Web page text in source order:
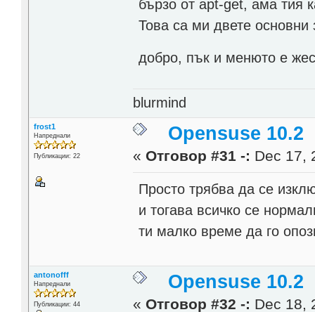
бързо от apt-get, ама тия
Това са ми двете
добро, пък и менюто е
blurmind
frost1
Напреднали
Публикации: 22
Opensuse 10.2
« Отговор #31 -: Dec 17,
Просто трябва да се
и тогава всичко се
ти малко време да го
antonofff
Напреднали
Публикации: 44
Opensuse 10.2
« Отговор #32 -: Dec 18,